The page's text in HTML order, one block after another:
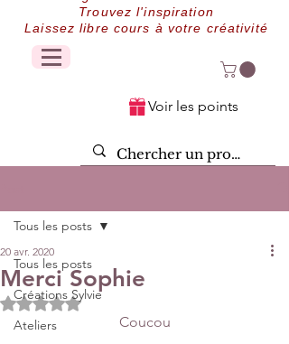
Trouvez l'inspiration
Laissez libre cours à votre créativité
Voir les points
Tous les posts
Créations Sylvie
Ateliers
Tous les posts
Merci Sophie
20 avr. 2020
Noté NaN étoiles sur 5.
Coucou